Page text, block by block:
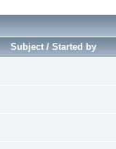
Subject / Started by